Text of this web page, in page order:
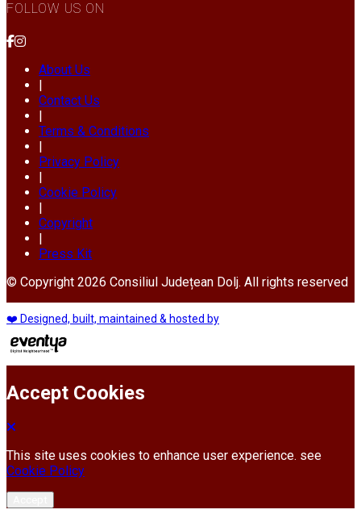
FOLLOW US ON
About Us
|
Contact Us
|
Terms & Conditions
|
Privacy Policy
|
Cookie Policy
|
Copyright
|
Press Kit
© Copyright 2026 Consiliul Județean Dolj. All rights reserved
❤️ Designed, built, maintained & hosted by
Accept Cookies
This site uses cookies to enhance user experience. see
Cookie Policy